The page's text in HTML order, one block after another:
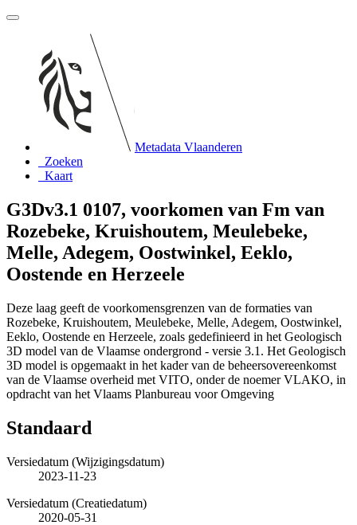
Metadata Vlaanderen
Zoeken
Kaart
G3Dv3.1 0107, voorkomen van Fm van
Rozebeke, Kruishoutem, Meulebeke,
Melle, Adegem, Oostwinkel, Eeklo,
Oostende en Herzeele
Deze laag geeft de voorkomensgrenzen van de formaties van
Rozebeke, Kruishoutem, Meulebeke, Melle, Adegem, Oostwinkel,
Eeklo, Oostende en Herzeele, zoals gedefinieerd in het Geologisch
3D model van de Vlaamse ondergrond - versie 3.1. Het Geologisch
3D model is opgemaakt in het kader van de beheersovereenkomst
van de Vlaamse overheid met VITO, onder de noemer VLAKO, in
opdracht van het Vlaams Planbureau voor Omgeving
Standaard
Versiedatum (Wijzigingsdatum)
2023-11-23
Versiedatum (Creatiedatum)
2020-05-31